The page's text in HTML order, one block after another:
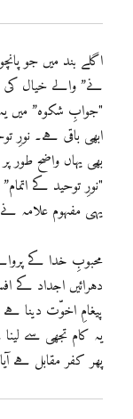
اگلے بند میں جو
نے” والے خیال
"جوابِ شکوہ” میں
ابھی باقی ہے۔ نورِ
بھی یہاں واضح
"نورِ توحید کے
یہی مفہوم علامہ
محبوبِ خدا کے
دہرائیں اجداد کے
پیغامِ اخوّت دینا ہے
یہ کام تجھی سے
پھر کفر مقابل ہے آیا